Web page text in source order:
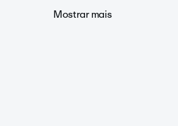
Mostrar mais